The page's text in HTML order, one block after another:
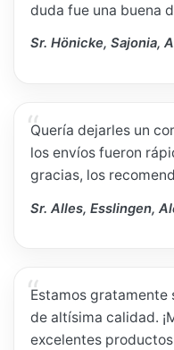
duda fue una buena
Sr. Hönicke, Sajonia,
Quería dejarles un
los envíos fueron
gracias, los
Sr. Alles, Esslingen,
Estamos
de altísima calidad.
excelentes